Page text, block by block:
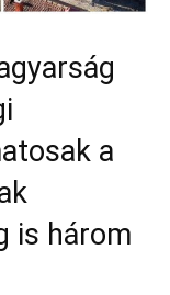
a
is három